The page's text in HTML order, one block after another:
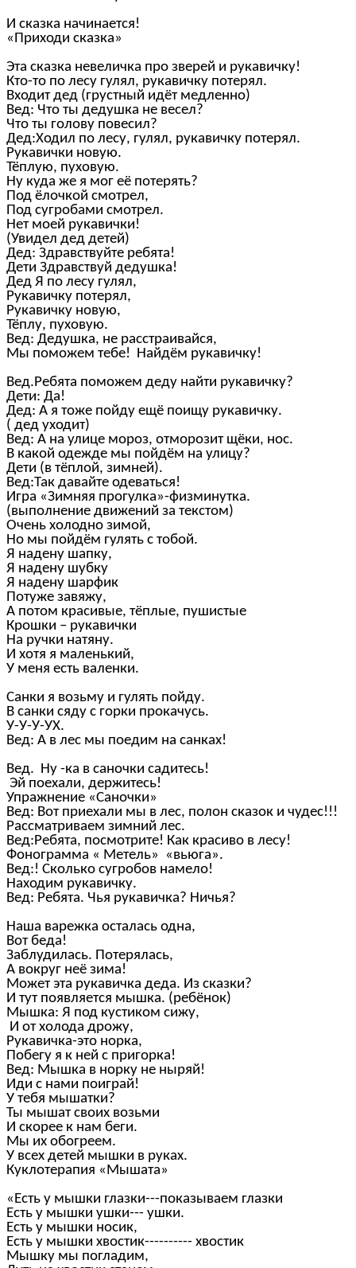
И сказка начинается!
«Приходи сказка»
Эта сказка невеличка про зверей и рукавичку!
Кто-то по лесу гулял, рукавичку потерял.
Входит дед (грустный идёт медленно)
Вед: Что ты дедушка не весел?
Что ты голову повесил?
Дед:Ходил по лесу, гулял, рукавичку потерял.
Рукавички новую.
Тёплую, пуховую.
Ну куда же я мог её потерять?
Под ёлочкой смотрел,
Под сугробами смотрел.
Нет моей рукавички!
(Увидел дед детей)
Дед: Здравствуйте ребята!
Дети Здравствуй дедушка!
Дед Я по лесу гулял,
Рукавичку потерял,
Рукавичку новую,
Тёплу, пуховую.
Вед: Дедушка, не расстраивайся,
Мы поможем тебе! Найдём рукавичку!
Вед.Ребята поможем деду найти рукавичку?
Дети: Да!
Дед: А я тоже пойду ещё поищу рукавичку.
( дед уходит)
Вед: А на улице мороз, отморозит щёки, нос.
В какой одежде мы пойдём на улицу?
Дети (в тёплой, зимней).
Вед:Так давайте одеваться!
Игра «Зимняя прогулка»-физминутка.
(выполнение движений за текстом)
Очень холодно зимой,
Но мы пойдём гулять с тобой.
Я надену шапку,
Я надену шубку
Я надену шарфик
Потуже завяжу,
А потом красивые, тёплые, пушистые
Крошки – рукавички
На ручки натяну.
И хотя я маленький,
У меня есть валенки.
Санки я возьму и гулять пойду.
В санки сяду с горки прокачусь.
У-У-У-УХ.
Вед: А в лес мы поедим на санках!
Вед. Ну -ка в саночки садитесь!
Эй поехали, держитесь!
Упражнение «Саночки»
Вед: Вот приехали мы в лес, полон сказок и чудес!!!
Рассматриваем зимний лес.
Вед:Ребята, посмотрите! Как красиво в лесу!
Фонограмма « Метель» «вьюга».
Вед:! Сколько сугробов намело!
Находим рукавичку.
Вед: Ребята. Чья рукавичка? Ничья?
Наша варежка осталась одна,
Вот беда!
Заблудилась. Потерялась,
А вокруг неё зима!
Может эта рукавичка деда. Из сказки?
И тут появляется мышка. (ребёнок)
Мышка: Я под кустиком сижу,
И от холода дрожу,
Рукавичка-это норка,
Побегу я к ней с пригорка!
Вед: Мышка в норку не ныряй!
Иди с нами поиграй!
У тебя мышатки?
Ты мышат своих возьми
И скорее к нам беги.
Мы их обогреем.
У всех детей мышки в руках.
Куклотерапия «Мышата»
«Есть у мышки глазки---показываем глазки
Есть у мышки ушки--- ушки.
Есть у мышки носик,
Есть у мышки хвостик---------- хвостик
Мышку мы погладим,